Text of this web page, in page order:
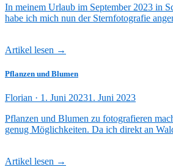
In meinem Urlaub im September 2023 in
habe ich mich nun der Sternfotografie
Artikel lesen →
Pflanzen und Blumen
Florian · Veröffentlicht
1. Juni 20231. Juni 2023
Pflanzen und Blumen zu fotografieren
genug Möglichkeiten. Da ich direkt an
Artikel lesen →